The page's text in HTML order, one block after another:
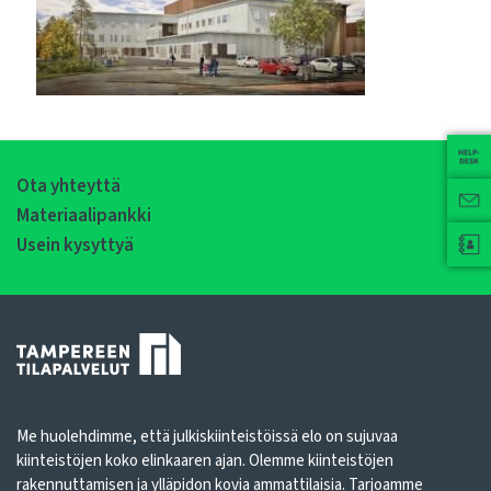
Ota yhteyttä
Materiaalipankki
Usein kysyttyä
Me huolehdimme, että julkiskiinteistöissä elo on sujuvaa
kiinteistöjen koko elinkaaren ajan. Olemme kiinteistöjen
rakennuttamisen ja ylläpidon kovia ammattilaisia. Tarjoamme